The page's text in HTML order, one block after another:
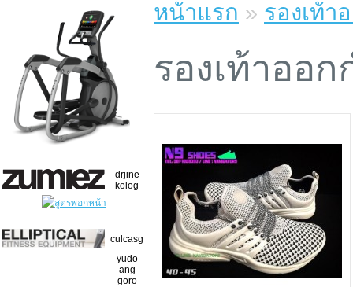
drjine
kolog
culcasg
yudo
ang
goro
หน้าแรก » รองเท้า
รองเท้าออ